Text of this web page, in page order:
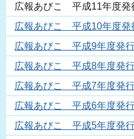
広報あびこ 平成11年度発
広報あびこ 平成10年度発
広報あびこ 平成9年度発
広報あびこ 平成8年度発
広報あびこ 平成7年度発
広報あびこ 平成6年度発
広報あびこ 平成5年度発